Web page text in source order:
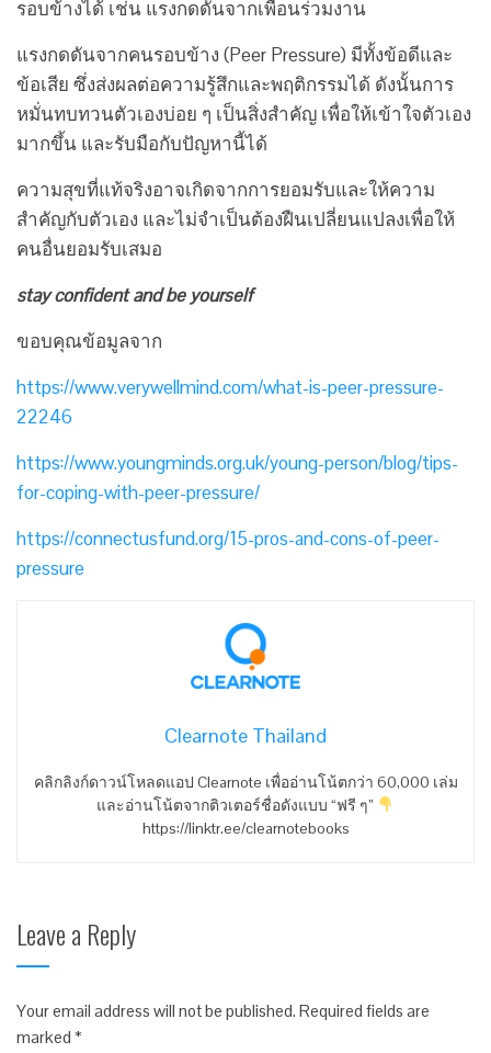
รอบข้างได้ เช่น แรงกดดันจากเพื่อนร่วมงาน
แรงกดดันจากคนรอบข้าง (Peer Pressure) มีทั้งข้อดีและ
ข้อเสีย ซึ่งส่งผลต่อความรู้สึกและพฤติกรรมได้ ดังนั้นการ
หมั่นทบทวนตัวเองบ่อย ๆ เป็นสิ่งสำคัญ เพื่อให้เข้าใจตัวเอง
มากขึ้น และรับมือกับปัญหานี้ได้
ความสุขที่แท้จริงอาจเกิดจากการยอมรับและให้ความ
สำคัญกับตัวเอง และไม่จำเป็นต้องฝืนเปลี่ยนแปลงเพื่อให้
คนอื่นยอมรับเสมอ
stay confident and be yourself
ขอบคุณข้อมูลจาก
https://www.verywellmind.com/what-is-peer-pressure-
22246
https://www.youngminds.org.uk/young-person/blog/tips-
for-coping-with-peer-pressure/
https://connectusfund.org/15-pros-and-cons-of-peer-
pressure
Clearnote Thailand
คลิกลิงก์ดาวน์โหลดแอป Clearnote เพื่ออ่านโน้ตกว่า 60,000 เล่ม
และอ่านโน้ตจากติวเตอร์ชื่อดังแบบ “ฟรี ๆ”
https://linktr.ee/clearnotebooks
Leave a Reply
Your email address will not be published. Required fields are
marked *